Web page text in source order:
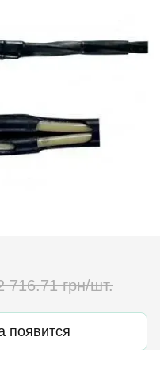
716.71 грн/шт.
появится